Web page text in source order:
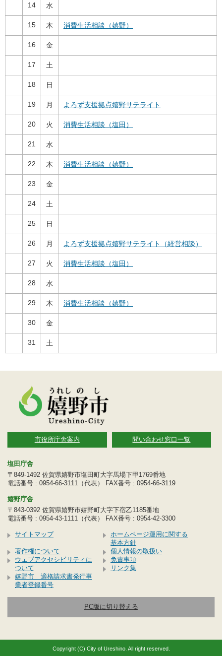
14 水
15 木 消費生活相談（嬉野）
16 金
17 土
18 日
19 月 よろず支援拠点嬉野サテライト
20 火 消費生活相談（塩田）
21 水
22 木 消費生活相談（嬉野）
23 金
24 土
25 日
26 月 よろず支援拠点嬉野サテライト（経営相談）
27 火 消費生活相談（塩田）
28 水
29 木 消費生活相談（嬉野）
30 金
31 土
市役所庁舎案内 問い合わせ窓口一覧
塩田庁舎
〒849-1492 佐賀県嬉野市塩田町大字馬場下甲1769番地
電話番号 : 0954-66-3111（代表） FAX番号 : 0954-66-3119
嬉野庁舎
〒843-0392 佐賀県嬉野市嬉野町大字下宿乙1185番地
電話番号 : 0954-43-1111（代表） FAX番号 : 0954-42-3300
サイトマップ
ホームページ運用に関する
基本方針
著作権について
個人情報の取扱い
ウェブアクセシビリティに
ついて
免責事項
リンク集
嬉野市 適格請求書発行事
業者登録番号
PC版に切り替える
Copyright (C) City of Ureshino. All right reserved.